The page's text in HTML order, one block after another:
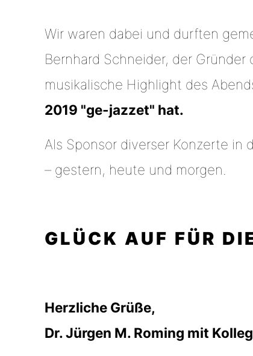
Wir waren dabei und durften
Bernhard Schneider, der
musikalische Highlight des
2019 "ge-jazzet" hat.
Als Sponsor diverser Konzerte in
– gestern, heute und morgen.
GLÜCK AUF FÜR
Herzliche Grüße,
Dr. Jürgen M. Roming mit